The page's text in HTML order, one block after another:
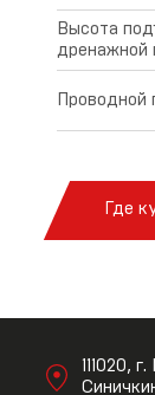
Высота
дренажной
Где
111020,